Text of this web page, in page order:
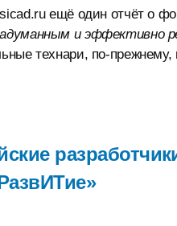
ещё один отчёт о
и эффективно
технари, по-